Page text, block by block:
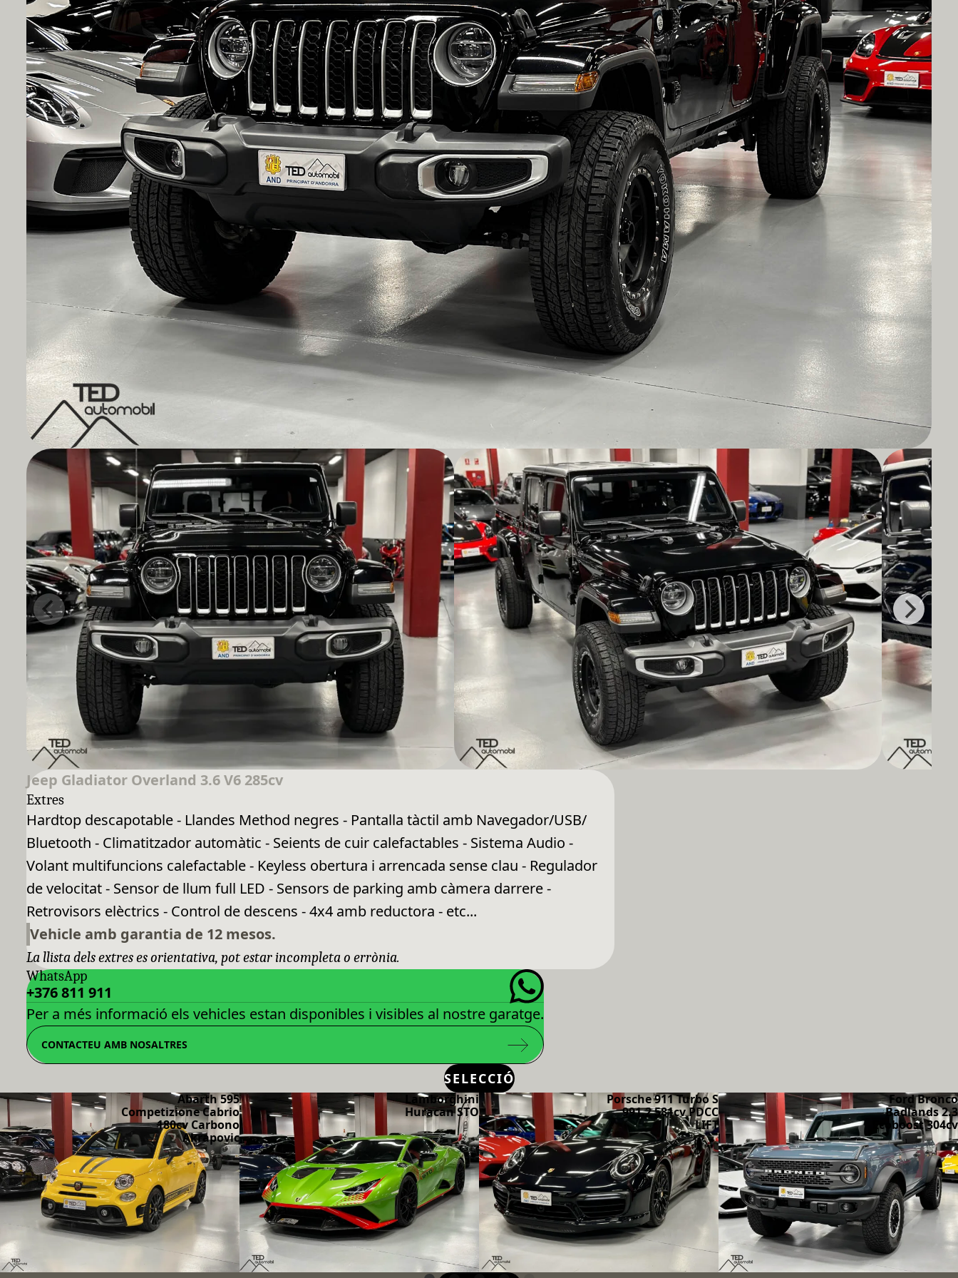
Jeep Gladiator Overland 3.6 V6 285cv
Extres
Hardtop descapotable - Llandes Method negres - Pantalla tàctil amb Navegador/USB/
Bluetooth - Climatitzador automàtic - Seients de cuir calefactables - Sistema Audio -
Volant multifuncions calefactable - Keyless obertura i arrencada sense clau - Regulador
de velocitat - Sensor de llum full LED - Sensors de parking amb càmera darrere -
Retrovisors elèctrics - Control de descens - 4x4 amb reductora - etc...
Vehicle amb garantia de 12 mesos.
La llista dels extres es orientativa, pot estar incompleta o errònia.
WhatsApp
+376 811 911
Per a més informació els vehicles estan disponibles i visibles al nostre garatge.
CONTACTEU AMB NOSALTRES
SELECCIÓ
Abarth 595
Competizione Cabrio
180cv Carbono
Akrapovic
Lamborghini
Huracan STO
Porsche 911 Turbo S
991.2 581cv PDCC
LIFT
Ford Bronco
Badlands 2.3
Ecoboost 304cv